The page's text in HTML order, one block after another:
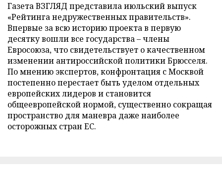
Газета ВЗГЛЯД представила июльский выпуск
«Рейтинга недружественных правительств».
Впервые за всю историю проекта в первую
десятку вошли все государства – члены
Евросоюза, что свидетельствует о качественном
изменении антироссийской политики Брюсселя.
По мнению экспертов, конфронтация с Москвой
постепенно перестает быть уделом отдельных
европейских лидеров и становится
общеевропейской нормой, существенно сокращая
пространство для маневра даже наиболее
осторожных стран ЕС.